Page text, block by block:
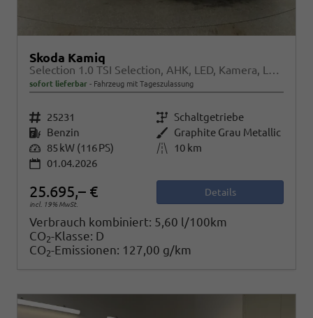
Skoda Kamiq
Selection 1.0 TSI Selection, AHK, LED, Kamera, Ladeboden, Winter
sofort lieferbar Fahrzeug mit Tageszulassung
Fahrzeugnr. 25231 Getriebe Schaltgetriebe
Kraftstoff Benzin Außenfarbe Graphite Grau Metallic
Leistung 85 kW (116 PS) Kilometerstand
10 km
01.04.2026
25.695,– €
incl. 19% MwSt.
Details
Verbrauch kombiniert: 5,60 l/100km
CO2-Klasse: D
CO2-Emissionen: 127,00 g/km